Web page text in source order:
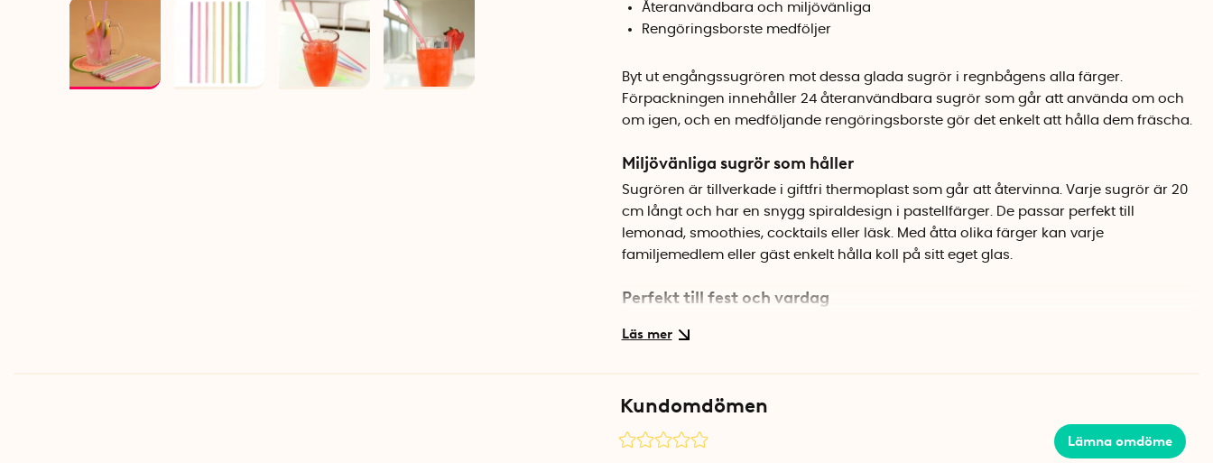
Återanvändbara och miljövänliga
Rengöringsborste medföljer
Byt ut engångssugrören mot dessa glada sugrör i regnbågens alla färger.
Förpackningen innehåller 24 återanvändbara sugrör som går att använda om och
om igen, och en medföljande rengöringsborste gör det enkelt att hålla dem fräscha.
Miljövänliga sugrör som håller
Sugrören är tillverkade i giftfri thermoplast som går att återvinna. Varje sugrör är 20
cm långt och har en snygg spiraldesign i pastellfärger. De passar perfekt till
lemonad, smoothies, cocktails eller läsk. Med åtta olika färger kan varje
familjemedlem eller gäst enkelt hålla koll på sitt eget glas.
Perfekt till fest och vardag
Specifikationer
Mått: 20 cm
Antal: 24 st
Kundomdömen
Lämna omdöme